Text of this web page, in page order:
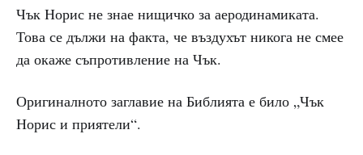
Чък Норис не знае нищичко за аеродинамиката.
Това се дължи на факта, че въздухът никога не смее
да окаже съпротивление на Чък.
Оригиналното заглавие на Библията е било „Чък
Норис и приятели“.